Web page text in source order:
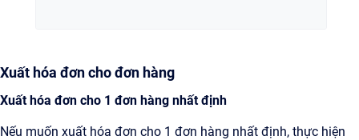
Xuất hóa đơn cho đơn hàng
Xuất hóa đơn cho 1 đơn hàng nhất định
Nếu muốn xuất hóa đơn cho 1 đơn hàng nhất định, thực hiện